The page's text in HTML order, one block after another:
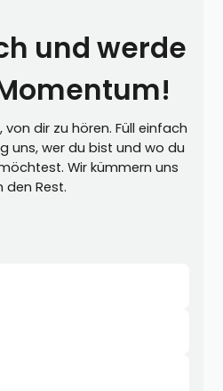
und werde
dir zu hören. Füll einfach
uns, wer du bist und wo du
Wir kümmern uns
den Rest.